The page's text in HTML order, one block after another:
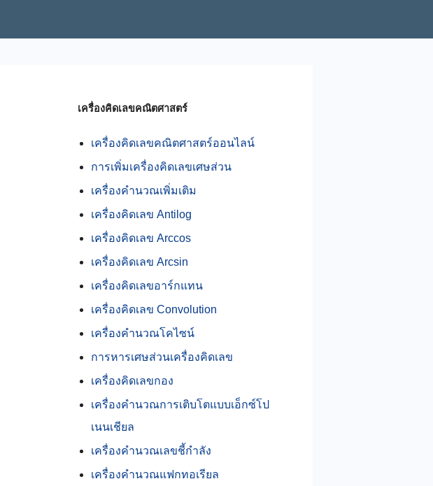
เครื่องคิดเลขคณิตศาสตร์
เครื่องคิดเลขคณิตศาสตร์ออนไลน์
การเพิ่มเครื่องคิดเลขเศษส่วน
เครื่องคำนวณเพิ่มเติม
เครื่องคิดเลข Antilog
เครื่องคิดเลข Arccos
เครื่องคิดเลข Arcsin
เครื่องคิดเลขอาร์กแทน
เครื่องคิดเลข Convolution
เครื่องคำนวณโคไซน์
การหารเศษส่วนเครื่องคิดเลข
เครื่องคิดเลขกอง
เครื่องคำนวณการเติบโตแบบเอ็กซ์โป
เนนเชียล
เครื่องคำนวณเลขชี้กำลัง
เครื่องคำนวณแฟกทอเรียล